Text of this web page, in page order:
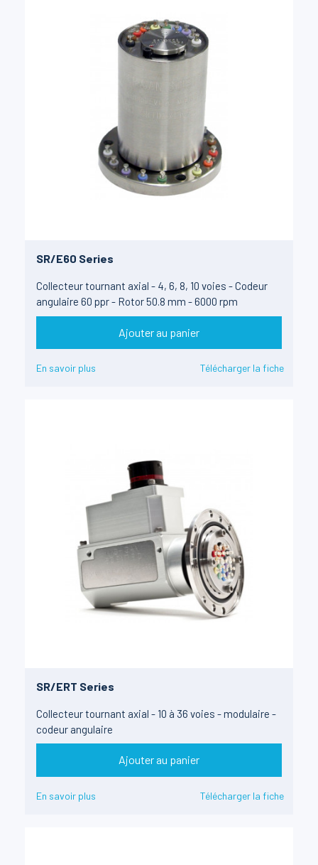
SR/E60 Series
Collecteur tournant axial - 4, 6, 8, 10 voies - Codeur
angulaire 60 ppr - Rotor 50.8 mm - 6000 rpm
Ajouter au panier
En savoir plus Télécharger la fiche
SR/ERT Series
Collecteur tournant axial - 10 à 36 voies - modulaire -
codeur angulaire
Ajouter au panier
En savoir plus Télécharger la fiche